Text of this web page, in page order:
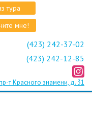
тура
мне!
(423) 242-37-02
(423) 242-12-85
т Красного знамени, д. 31